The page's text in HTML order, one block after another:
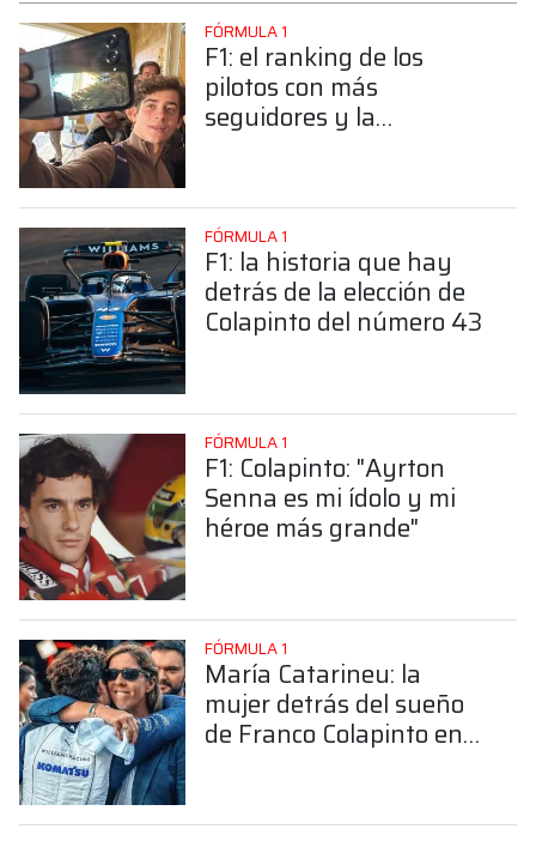
FÓRMULA 1
F1: el ranking de los
pilotos con más
seguidores y la
FÓRMULA 1
F1: la historia que hay
detrás de la elección de
Colapinto del número 43
FÓRMULA 1
F1: Colapinto: "Ayrton
Senna es mi ídolo y mi
héroe más grande"
FÓRMULA 1
María Catarineu: la
mujer detrás del sueño
de Franco Colapinto en